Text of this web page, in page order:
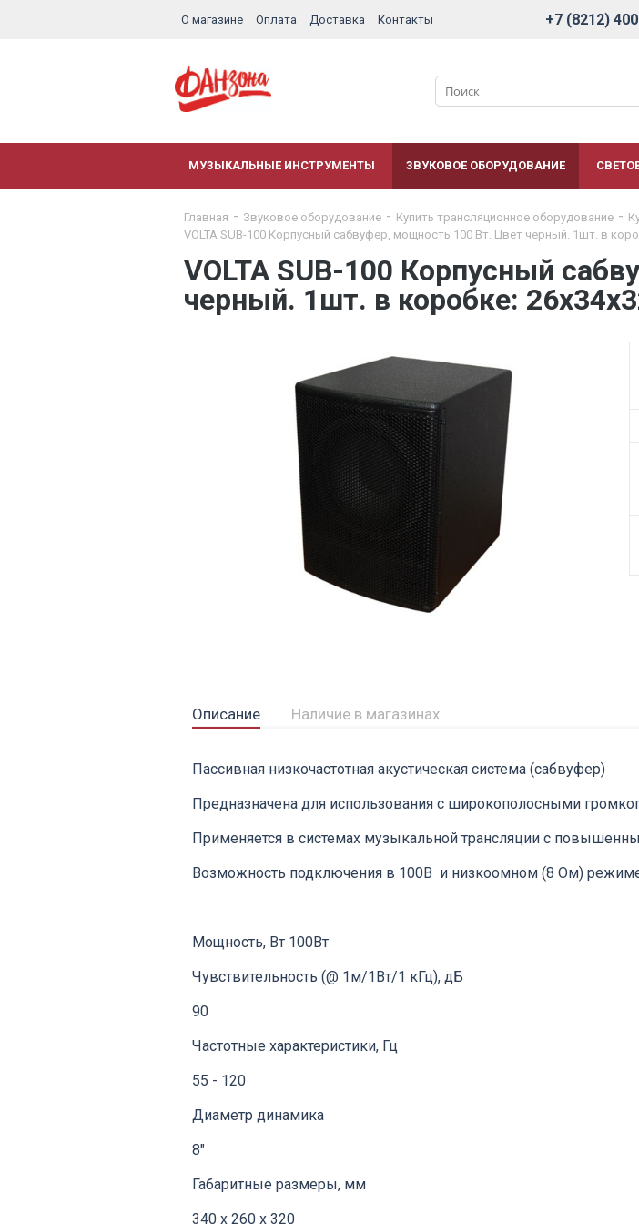
О магазине Оплата Доставка Контакты +7 (8212)
МУЗЫКАЛЬНЫЕ ИНСТРУМЕНТЫ ЗВУКОВОЕ ОБОРУДОВАНИЕ
Главная Звуковое оборудование Купить трансляционное оборудование
VOLTA SUB-100 Корпусный сабвуфер, мощность 100 Вт. Цвет черный. 1шт. в
VOLTA SUB-100 Корпусный
черный. 1шт. в коробке:
Описание Наличие в магазинах
Пассивная низкочастотная акустическая система (сабвуфер)
Предназначена для использования с широкополосными
Применяется в системах музыкальной трансляции с
Возможность подключения в 100В и низкоомном (8 Ом)
Мощность, Вт 100Вт
Чувствительность (@ 1м/1Вт/1 кГц), дБ
90
Частотные характеристики, Гц
55 - 120
Диаметр динамика
8"
Габаритные размеры, мм
340 х 260 х 320